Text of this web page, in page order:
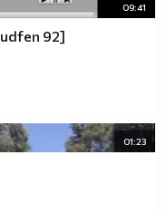
09:41
92]
01:23